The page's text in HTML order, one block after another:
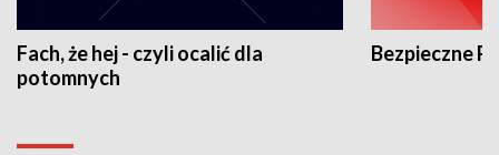
Fach, że hej - czyli ocalić dla
potomnych
Bezpieczne